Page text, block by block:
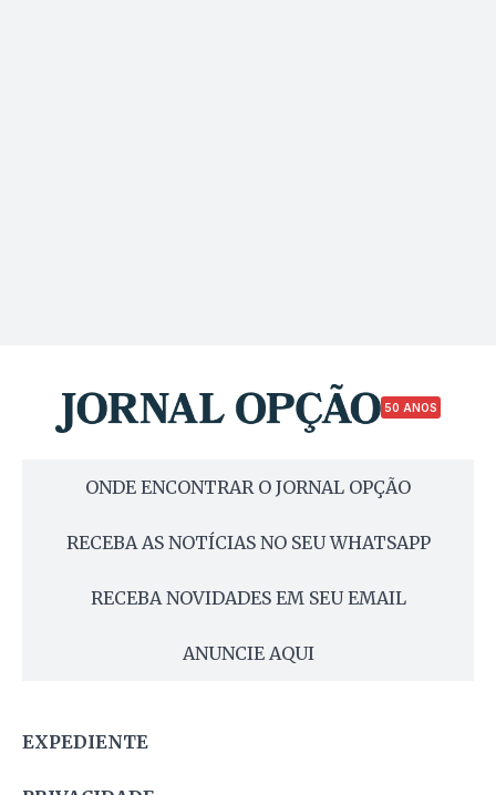
50 ANOS
ONDE ENCONTRAR O JORNAL OPÇÃO
RECEBA AS NOTÍCIAS NO SEU WHATSAPP
RECEBA NOVIDADES EM SEU EMAIL
ANUNCIE AQUI
EXPEDIENTE